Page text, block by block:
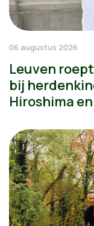
06 augustus 2026
Leuven
bij
Hiroshima